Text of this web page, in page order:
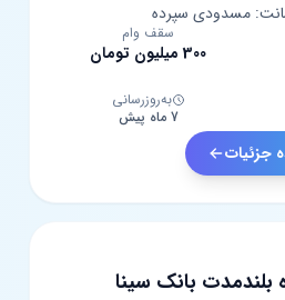
مسدودی سپرده
سقف وام
300 میلیون تومان
به‌روزرسانی
7 ماه پیش
جزئیات
بلندمدت بانک سینا